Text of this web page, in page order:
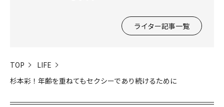
ライター記事一覧
TOP
LIFE
杉本彩！年齢を重ねてもセクシーであり続けるために